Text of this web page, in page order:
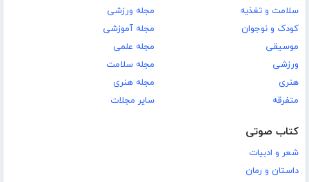
سلامت و تغذیه
کودک و نوجوان
موسیقی
ورزشی
هنری
متفرقه
مجله ورزشی
مجله آموزشی
مجله علمی
مجله سلامت
مجله هنری
سایر مجلات
کتاب صوتی
شعر و ادبیات
داستان و رمان